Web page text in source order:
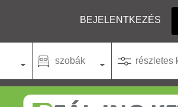
BEJELENTKEZÉS
szobák részletes